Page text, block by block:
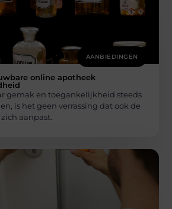
AANBIEDINGEN
online apotheek
gemak en toegankelijkheid steeds
is het geen verrassing dat ook de
aanpast.